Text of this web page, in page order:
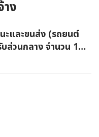
ง
ะและขนส่ง (รถยนต์
ส่วนกลาง จำนวน 1
นิกส์ (e-bidding)